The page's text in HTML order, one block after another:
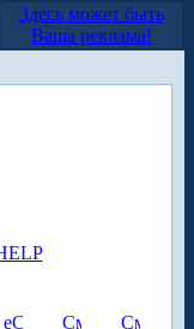
Здесь может быть
Ваша реклама!